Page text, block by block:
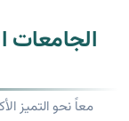
الجامعات
معاً نحو التميز